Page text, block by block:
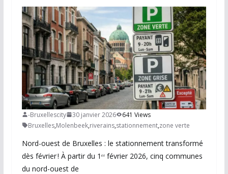
-Bruxellescity 30 janvier 2026
641 Views
Bruxelles,Molenbeek,riverains,stationnement,zone verte
Nord-ouest de Bruxelles : le stationnement transformé
dès février ! À partir du 1ᵉʳ février 2026, cinq communes
du nord-ouest de